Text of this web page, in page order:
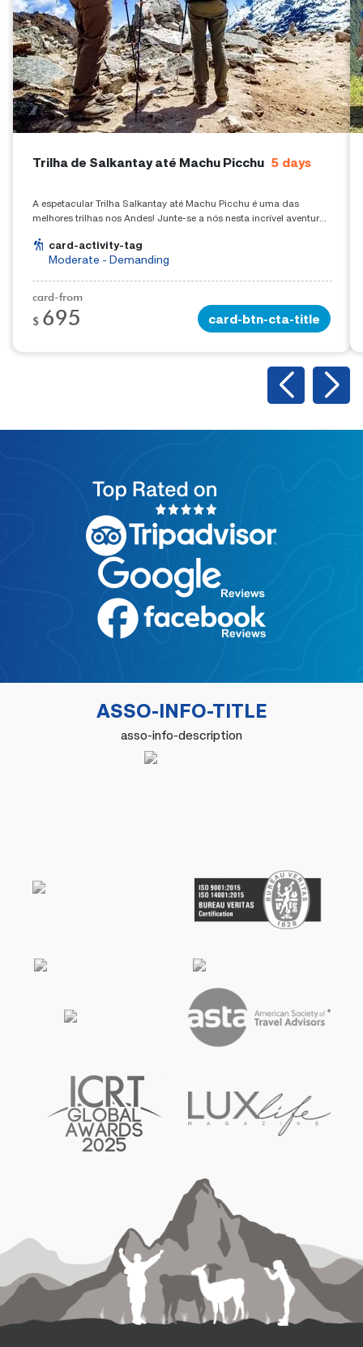
Trilha de Salkantay até Machu Picchu 5 days
A espetacular Trilha Salkantay até Machu Picchu é uma das
melhores trilhas nos Andes! Junte-se a nós nesta incrível aventura
card-activity-tag
Moderate - Demanding
card-from
$ 695 card-btn-cta-title
ASSO-INFO-TITLE
asso-info-description